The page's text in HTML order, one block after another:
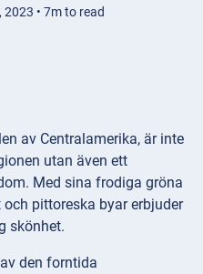
• 7m to read
av Centralamerika, är inte
utan även ett
Med sina frodiga gröna
pittoreska byar erbjuder
skönhet.
den forntida